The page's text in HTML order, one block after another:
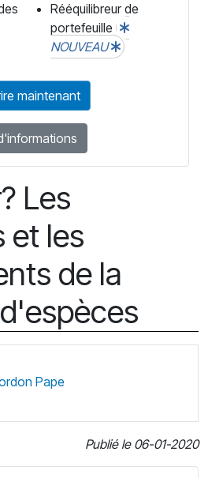
Rééquilibreur de
portefeuille
NOUVEAU
maintenant
Les
et les
de la
Pape
Publié le 06-01-2020